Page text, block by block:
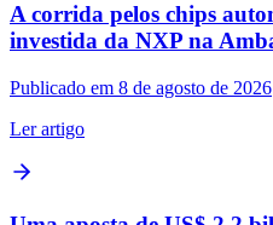
A corrida pelos chips
investida da NXP na
Publicado em 8 de agosto de 2026
Ler artigo